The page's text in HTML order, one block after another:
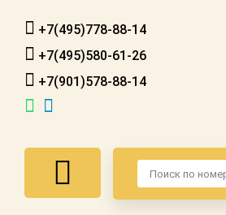
+7(495)778-88-14
+7(495)580-61-26
+7(901)578-88-14